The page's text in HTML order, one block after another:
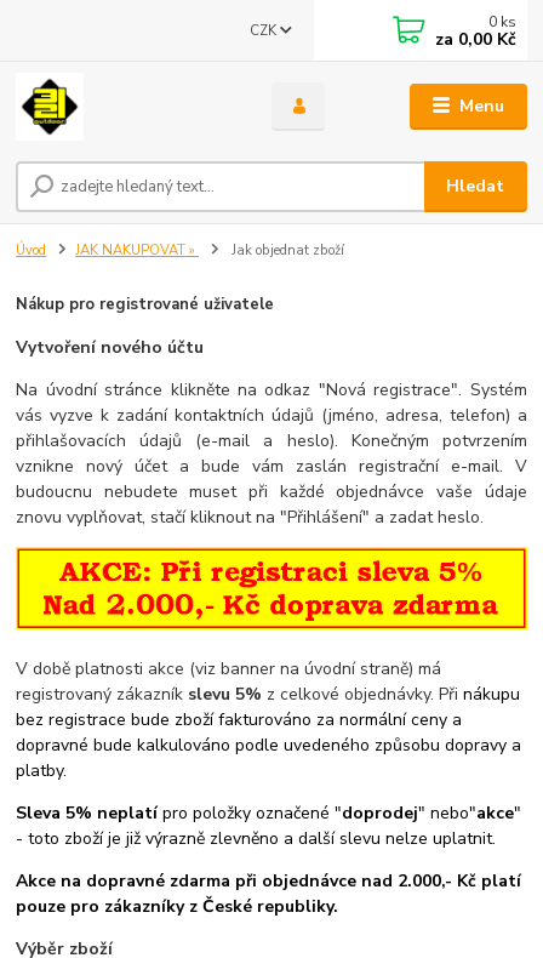
Menu
CZK
Hledat
0 ks
za 0,00 Kč
Úvod JAK NAKUPOVAT » Jak objednat zboží
Nákup pro registrované uživatele
Vytvoření nového účtu
Na úvodní stránce klikněte na odkaz "Nová registrace". Systém
vás vyzve k zadání kontaktních údajů (jméno, adresa, telefon) a
přihlašovacích údajů (e-mail a heslo). Konečným potvrzením
vznikne nový účet a bude vám zaslán registrační e-mail. V
budoucnu nebudete muset při každé objednávce vaše údaje
znovu vyplňovat, stačí kliknout na "Přihlášení" a zadat heslo.
V době platnosti akce (viz banner na úvodní straně) má
registrovaný zákazník slevu 5% z celkové objednávky. Při nákupu
bez registrace bude zboží fakturováno za normální ceny a
dopravné bude kalkulováno podle uvedeného způsobu dopravy a
platby.
Sleva 5% neplatípro položky označené "doprodej" nebo"akce"
- toto zboží je již výrazně zlevněno a další slevu nelze uplatnit.
Akce na dopravné zdarma při objednávce nad 2.000,- Kč platí
pouze pro zákazníky z České republiky.
Výběr zboží